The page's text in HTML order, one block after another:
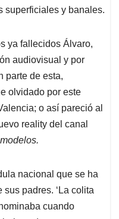
superficiales y banales.
ya fallecidos Álvaro,
audiovisual y por
parte de esta,
olvidado por este
o así pareció al
reality del canal
nacional que se ha
padres. ‘La colita
cuando